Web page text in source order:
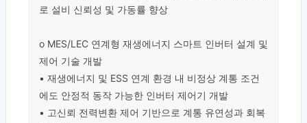
로 설비 신뢰성 및 가동률 향상
o MES/LEC 연계형 재생에너지 스마트 인버터 설계 및
제어 기술 개발
• 재생에너지 및 ESS 연계 환경 내 비정상 계통 조건
에도 안정적 동작 가능한 인버터 제어기 개발
• 고신뢰 전력변환 제어 기반으로 계통 유연성과 회복